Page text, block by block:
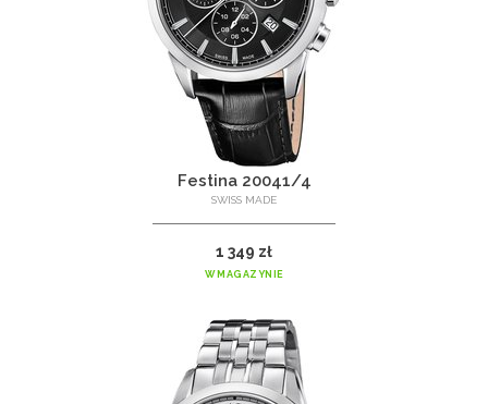
Festina 20041/4
SWISS MADE
1 349 zł
W MAGAZYNIE